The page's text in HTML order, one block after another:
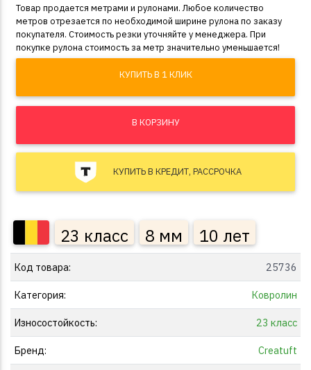
Товар продается метрами и рулонами. Любое количество
метров отрезается по необходимой ширине рулона по заказу
покупателя. Стоимость резки уточняйте у менеджера. При
покупке рулона стоимость за метр значительно уменьшается!
КУПИТЬ В 1 КЛИК
В КОРЗИНУ
КУПИТЬ В КРЕДИТ, РАССРОЧКА
23 класс 8 мм 10 лет
Код товара: 25736
Категория: Ковролин
Износостойкость: 23 класс
Бренд: Creatuft